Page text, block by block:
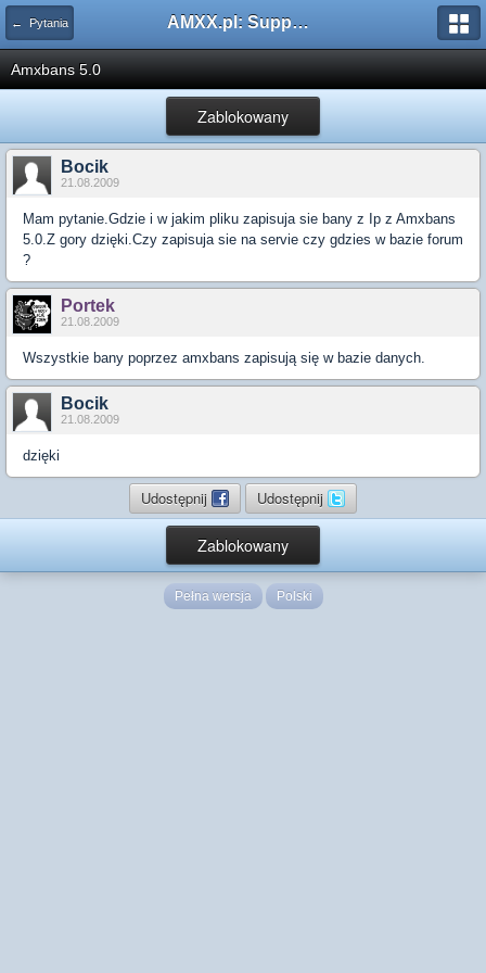
← Pytania AMXX.pl: Support AMX Mod X i SourceMod
Amxbans 5.0
Zablokowany
Bocik
21.08.2009
Mam pytanie.Gdzie i w jakim pliku zapisuja sie bany z Ip z Amxbans
5.0.Z gory dzięki.Czy zapisuja sie na servie czy gdzies w bazie forum
?
Portek
21.08.2009
Wszystkie bany poprzez amxbans zapisują się w bazie danych.
Bocik
21.08.2009
dzięki
Udostępnij Udostępnij
Zablokowany
Pełna wersja Polski